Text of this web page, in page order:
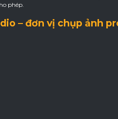
phép.
– đơn vị chụp ảnh